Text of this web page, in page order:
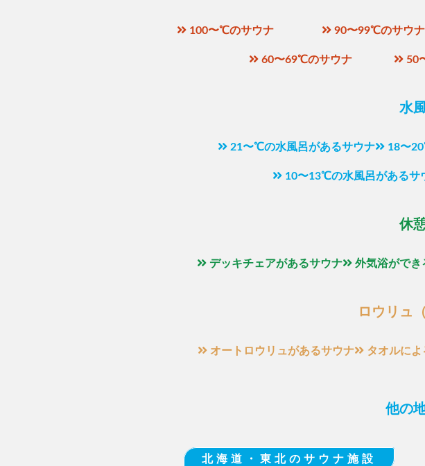
100〜℃のサウナ 90〜99℃のサウナ
60〜69℃のサウナ 50
水
21〜℃の水風呂があるサウナ 18〜
10〜13℃の水風呂があるサ
休
デッキチェアがあるサウナ 外気浴ができ
ロウリュ
オートロウリュがあるサウナ タオルに
他の
北海道・東北のサウナ施設